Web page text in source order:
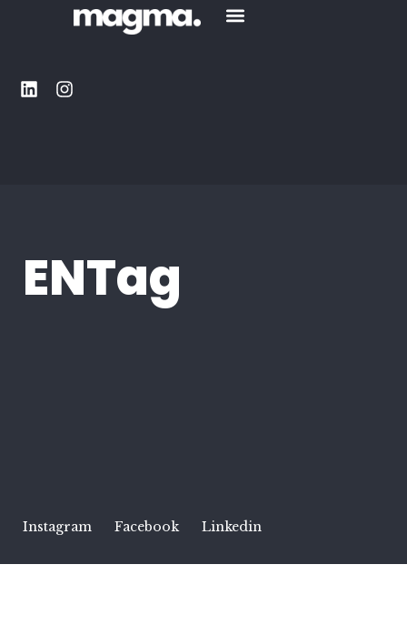
Instagram Facebook Linkedin
ENTag